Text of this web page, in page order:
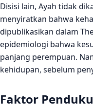
Disisi lain, Ayah tidak
menyiratkan bahwa
dipublikasikan dalam
epidemiologi bahwa
panjang perempuan.
kehidupan, sebelum
Faktor